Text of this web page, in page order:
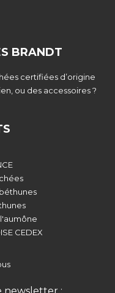
BRANDT
certifiées d’origine
ou des accessoires ?
CEDEX